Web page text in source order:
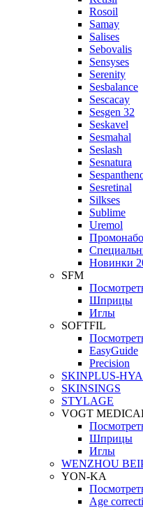
Rosoil
Samay
Salises
Sebovalis
Sensyses
Serenity
Sesbalance
Sescacay
Sesgen 32
Seskavel
Sesmahal
Seslash
Sesnatura
Sesretinal
Silkses
Sublime
Uremol
Новинки
SFM
Шприцы
Иглы
SOFTFIL
EasyGuide
Precision
SKINPLUS-
SKINSINGS
STYLAGE
VOGT
Шприцы
Иглы
WENZHOU
YON-KA
Age